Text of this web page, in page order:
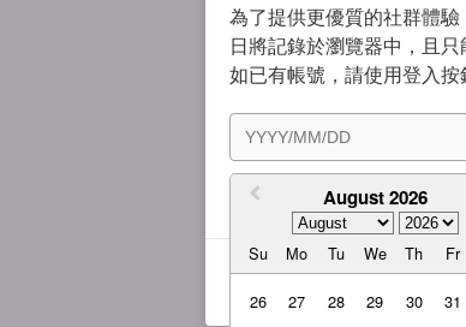
為了提供更優質的社群體
日將記錄於瀏覽器中，且
如已有帳號，請使用登入按
August 2026
Su Mo Tu We Th Fr
26 27 28 29 30 31
我同意 服務條款與隱私權政策